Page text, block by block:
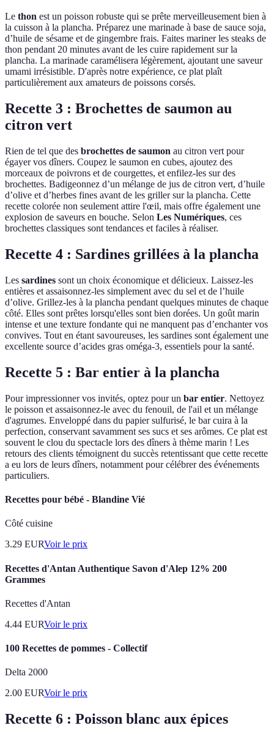
Le thon est un poisson robuste qui se prête merveilleusement bien à
la cuisson à la plancha. Préparez une marinade à base de sauce soja,
d’huile de sésame et de gingembre frais. Faites mariner les steaks de
thon pendant 20 minutes avant de les cuire rapidement sur la
plancha. La marinade caramélisera légèrement, ajoutant une saveur
umami irrésistible. D'après notre expérience, ce plat plaît
particulièrement aux amateurs de poissons corsés.
Recette 3 : Brochettes de saumon au
citron vert
Rien de tel que des brochettes de saumon au citron vert pour
égayer vos dîners. Coupez le saumon en cubes, ajoutez des
morceaux de poivrons et de courgettes, et enfilez-les sur des
brochettes. Badigeonnez d’un mélange de jus de citron vert, d’huile
d’olive et d’herbes fines avant de les griller sur la plancha. Cette
recette colorée non seulement attire l'œil, mais offre également une
explosion de saveurs en bouche. Selon Les Numériques, ces
brochettes classiques sont tendances et faciles à réaliser.
Recette 4 : Sardines grillées à la plancha
Les sardines sont un choix économique et délicieux. Laissez-les
entières et assaisonnez-les simplement avec du sel et de l’huile
d’olive. Grillez-les à la plancha pendant quelques minutes de chaque
côté. Elles sont prêtes lorsqu'elles sont bien dorées. Un goût marin
intense et une texture fondante qui ne manquent pas d’enchanter vos
convives. Tout en étant savoureuses, les sardines sont également une
excellente source d’acides gras oméga-3, essentiels pour la santé.
Recette 5 : Bar entier à la plancha
Pour impressionner vos invités, optez pour un bar entier. Nettoyez
le poisson et assaisonnez-le avec du fenouil, de l'ail et un mélange
d'agrumes. Enveloppé dans du papier sulfurisé, le bar cuira à la
perfection, conservant savamment ses sucs et ses arômes. Ce plat est
souvent le clou du spectacle lors des dîners à thème marin ! Les
retours des clients témoignent du succès retentissant que cette recette
a eu lors de leurs dîners, notamment pour célébrer des événements
particuliers.
Recettes pour bébé - Blandine Vié
Côté cuisine
3.29 EURVoir le prix
Recettes d'Antan Authentique Savon d'Alep 12% 200
Grammes
Recettes d'Antan
4.44 EURVoir le prix
100 Recettes de pommes - Collectif
Delta 2000
2.00 EURVoir le prix
Recette 6 : Poisson blanc aux épices